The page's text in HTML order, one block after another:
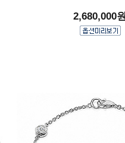
2,680,000원